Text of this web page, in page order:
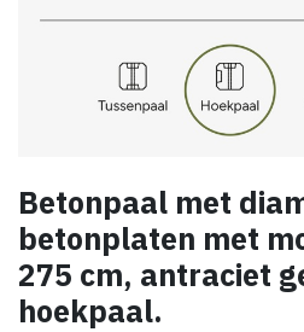
Betonpaal met
betonplaten met
275 cm, antraciet
hoekpaal.